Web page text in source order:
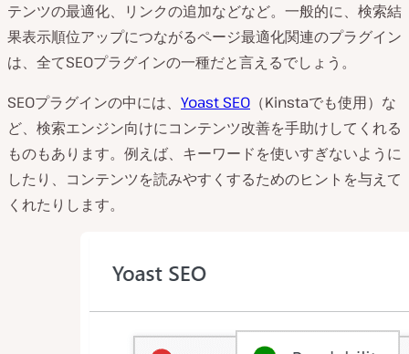
テンツの最適化、リンクの追加などなど。一般的に、検索結
果表示順位アップにつながるページ最適化関連のプラグイン
は、全てSEOプラグインの一種だと言えるでしょう。
SEOプラグインの中には、 Yoast SEO （Kinstaでも使用）な
ど、検索エンジン向けにコンテンツ改善を手助けしてくれる
ものもあります。例えば、キーワードを使いすぎないように
したり、コンテンツを読みやすくするためのヒントを与えて
くれたりします。